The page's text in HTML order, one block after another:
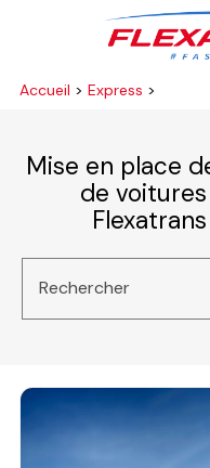
Accueil > Express >
Mise en place
de
Rechercher
Panneau de gestion des